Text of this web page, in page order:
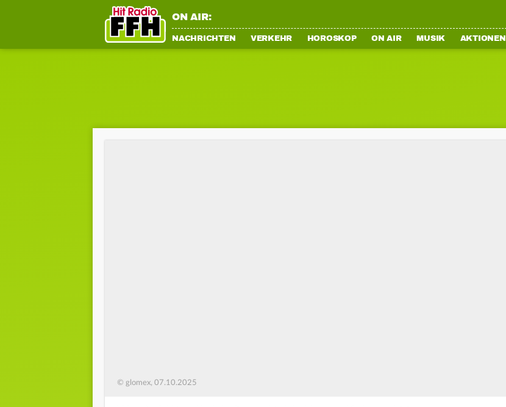
ON AIR:
NACHRICHTEN VERKEHR HOROSKOP ON AIR MUSIK AKTIONEN
© glomex, 07.10.2025